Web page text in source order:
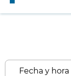
Fecha y